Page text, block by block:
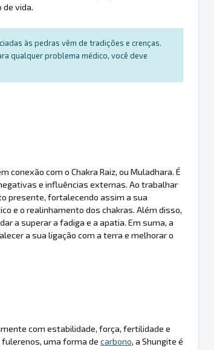
vida.
às pedras vêm de tradições e crenças.
qualquer problema médico, você deve
com o Chakra Raiz, ou Muladhara. É
e influências externas. Ao trabalhar
presente, fortalecendo assim a sua
e o realinhamento dos chakras. Além disso,
a superar a fadiga e a apatia. Em suma, a
a sua ligação com a terra e melhorar o
com estabilidade, força, fertilidade e
uma forma de carbono, a Shungite é